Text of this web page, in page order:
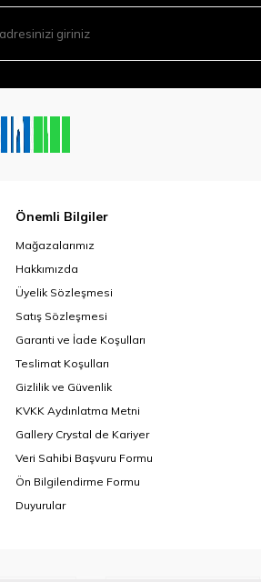
Önemli Bilgiler
Mağazalarımız
Hakkımızda
Üyelik Sözleşmesi
Satış Sözleşmesi
Garanti ve İade Koşulları
Teslimat Koşulları
Gizlilik ve Güvenlik
KVKK Aydınlatma Metni
Gallery Crystal de Kariyer
Veri Sahibi Başvuru Formu
Ön Bilgilendirme Formu
Duyurular